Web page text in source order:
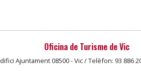
Oficina de Turisme de Vic
Ajuntament 08500 - Vic / Telèfon: 93 886